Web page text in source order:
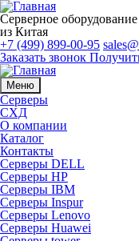
Серверное оборудование
из Китая
+7 (499) 899-00-95
Заказать звонок
Меню
Серверы
СХД
О компании
Каталог
Контакты
Серверы DELL
Серверы HP
Серверы IBM
Серверы Inspur
Серверы Lenovo
Серверы Huawei